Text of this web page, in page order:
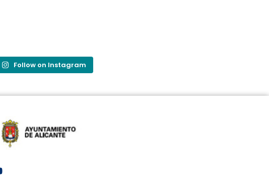
Follow on Instagram